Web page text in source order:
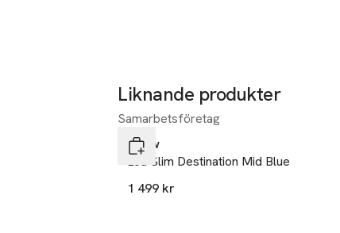
Liknande produkter
Hoppa över bildspelet
Samarbetsföretag
Neuw
Lou Slim Destination Mid Blue
1 499 kr